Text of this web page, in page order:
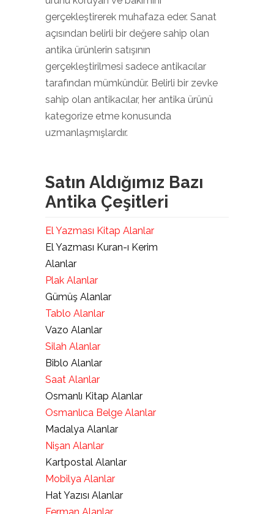
gerçekleştirerek muhafaza eder. Sanat
açısından belirli bir değere sahip olan
antika ürünlerin satışının
gerçekleştirilmesi sadece antikacılar
tarafından mümkündür. Belirli bir zevke
sahip olan antikacılar, her antika ürünü
kategorize etme konusunda
uzmanlaşmışlardır.
Satın Aldığımız Bazı
Antika Çeşitleri
El Yazması Kitap Alanlar
El Yazması Kuran-ı Kerim
Alanlar
Plak Alanlar
Gümüş Alanlar
Tablo Alanlar
Vazo Alanlar
Silah Alanlar
Biblo Alanlar
Saat Alanlar
Osmanlı Kitap Alanlar
Osmanlıca Belge Alanlar
Madalya Alanlar
Nişan Alanlar
Kartpostal Alanlar
Mobilya Alanlar
Hat Yazısı Alanlar